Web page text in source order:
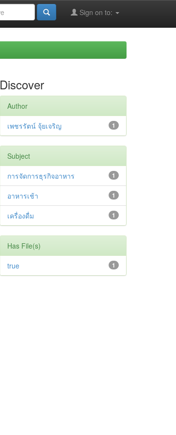
Sign on to:
Discover
Author
1
เพชรรัตน์ จุ้ยเจริญ
Subject
1
การจัดการธุรกิจอาหาร
1
อาหารเช้า
1
เครื่องดื่ม
Has File(s)
1
true